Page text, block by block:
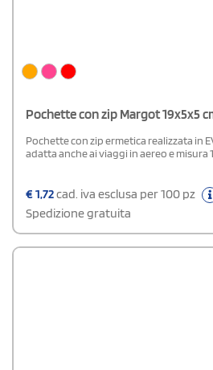
Pochette con zip Margot 19x5x5
Pochette con zip ermetica realizzata in
adatta anche ai viaggi in aereo e misura
€1,72cad. iva esclusa per 100 pz
Spedizione gratuita